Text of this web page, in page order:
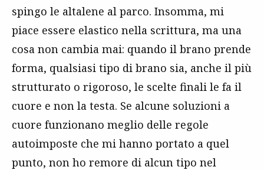
spingo le altalene al parco. Insomma, mi
piace essere elastico nella scrittura, ma una
cosa non cambia mai: quando il brano prende
forma, qualsiasi tipo di brano sia, anche il più
strutturato o rigoroso, le scelte finali le fa il
cuore e non la testa. Se alcune soluzioni a
cuore funzionano meglio delle regole
autoimposte che mi hanno portato a quel
punto, non ho remore di alcun tipo nel